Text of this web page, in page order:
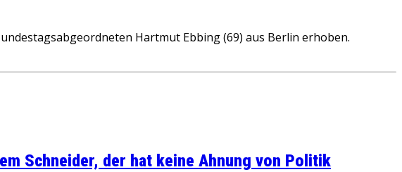
Hartmut Ebbing (69) aus Berlin erhoben.
Schneider, der hat keine Ahnung von Politik